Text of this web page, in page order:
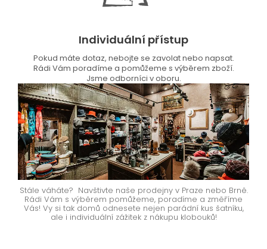
Individuální přístup
Pokud máte dotaz, nebojte se zavolat nebo napsat.
Rádi Vám poradíme a pomůžeme s výběrem zboží.
Jsme odborníci v oboru.
Stále váháte? Navštivte naše prodejny v Praze nebo Brně.
Rádi Vám s výběrem pomůžeme, poradíme a změříme
Vás! Vy si tak domů odnesete nejen parádní kus šatníku,
ale i individuální zážitek z nákupu klobouků!